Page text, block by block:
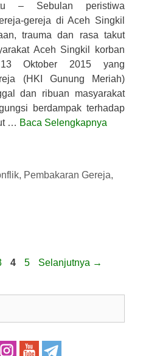
– Sebulan peristiwa
gereja di Aceh Singkil
trauma dan rasa takut
Aceh Singkil korban
Oktober 2015 yang
(HKI Gunung Meriah)
dan ribuan masyarakat
berdampak terhadap
… Baca Selengkapnya
, Pembakaran Gereja,
Halaman
4 Halaman
5 Selanjutnya →